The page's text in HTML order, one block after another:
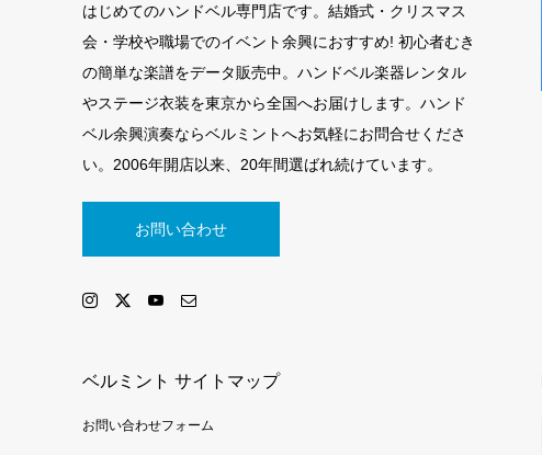
はじめてのハンドベル専門店です。結婚式・クリスマス
会・学校や職場でのイベント余興におすすめ! 初心者むき
の簡単な楽譜をデータ販売中。ハンドベル楽器レンタル
やステージ衣装を東京から全国へお届けします。ハンド
ベル余興演奏ならベルミントへお気軽にお問合せくださ
い。2006年開店以来、20年間選ばれ続けています。
お問い合わせ
ベルミント サイトマップ
お問い合わせフォーム